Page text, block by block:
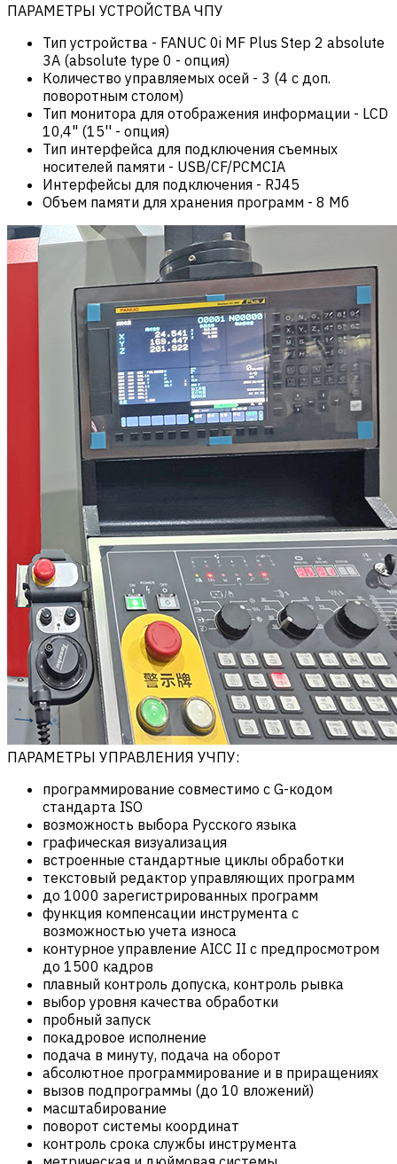
ПАРАМЕТРЫ УСТРОЙСТВА ЧПУ
Тип устройства - FANUC 0i MF Plus Step 2 absolute
3A (absolute type 0 - опция)
Количество управляемых осей - 3 (4 с доп.
поворотным столом)
Тип монитора для отображения информации - LCD
10,4" (15'' - опция)
Тип интерфейса для подключения съемных
носителей памяти - USB/CF/PCMCIA
Интерфейсы для подключения - RJ45
Объем памяти для хранения программ - 8 Мб
ПАРАМЕТРЫ УПРАВЛЕНИЯ УЧПУ:
программирование совместимо с G-кодом
стандарта ISO
возможность выбора Русского языка
графическая визуализация
встроенные стандартные циклы обработки
текстовый редактор управляющих программ
до 1000 зарегистрированных программ
функция компенсации инструмента с
возможностью учета износа
контурное управление AICC II с предпросмотром
до 1500 кадров
плавный контроль допуска, контроль рывка
выбор уровня качества обработки
пробный запуск
покадровое исполнение
подача в минуту, подача на оборот
абсолютное программирование и в приращениях
вызов подпрограммы (до 10 вложений)
масштабирование
поворот системы координат
контроль срока службы инструмента